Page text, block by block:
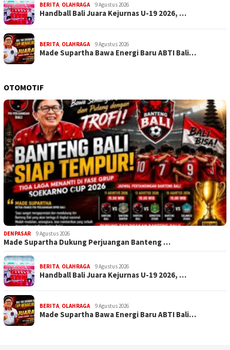
BERITA OLAHRAGA 9 Agustus 2026
Handball Bali Juara Kejurnas U-19 2026, …
BERITA OLAHRAGA 9 Agustus 2026
Made Supartha Bawa Energi Baru ABTI Bali…
OTOMOTIF
DENPASAR 9 Agustus 2026
Made Supartha Dukung Perjuangan Banteng …
BERITA OLAHRAGA 9 Agustus 2026
Handball Bali Juara Kejurnas U-19 2026, …
BERITA OLAHRAGA 9 Agustus 2026
Made Supartha Bawa Energi Baru ABTI Bali…